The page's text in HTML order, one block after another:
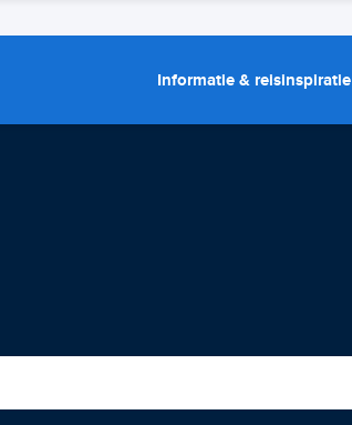
Informatie & reisinspiratie